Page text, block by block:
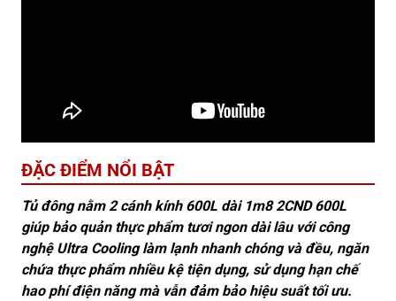
ĐẶC ĐIỂM NỔI BẬT
Tủ đông nằm 2 cánh kính 600L dài 1m8 2CND 600L
giúp bảo quản thực phẩm tươi ngon dài lâu với công
nghệ Ultra Cooling làm lạnh nhanh chóng và đều, ngăn
chứa thực phẩm nhiều kệ tiện dụng, sử dụng hạn chế
hao phí điện năng mà vẫn đảm bảo hiệu suất tối ưu.